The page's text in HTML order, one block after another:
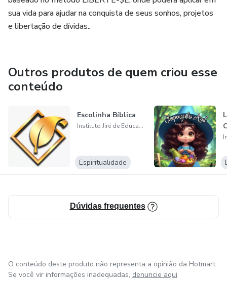
encontrar orientações claras para tomar decisões
financeiras sábias, que levam ao crescimento e
sua vida para ajudar na conquista de seus sonhos, projetos
e libertação de dívidas..
Outros produtos de quem criou esse
conteúdo
Escolinha Bíblica
Instituto Jiré de Educação
Espiritualidade
Dúvidas frequentes
O conteúdo deste produto não representa a opinião da Hotmart.
Se você vir informações inadequadas, denuncie aqui